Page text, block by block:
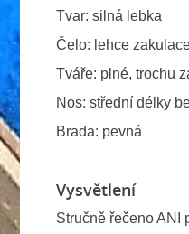
Tvar: silná lebka
Čelo: lehce
Tváře: plné, trochu
Nos: střední délky
Brada: pevná
Vysvětlení
Stručně řečeno ANI